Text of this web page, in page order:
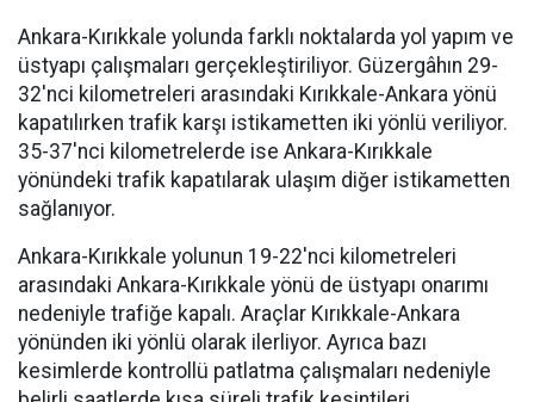
Ankara-Kırıkkale yolunda farklı noktalarda yol yapım ve
üstyapı çalışmaları gerçekleştiriliyor. Güzergâhın 29-
32'nci kilometreleri arasındaki Kırıkkale-Ankara yönü
kapatılırken trafik karşı istikametten iki yönlü veriliyor.
35-37'nci kilometrelerde ise Ankara-Kırıkkale
yönündeki trafik kapatılarak ulaşım diğer istikametten
sağlanıyor.
Ankara-Kırıkkale yolunun 19-22'nci kilometreleri
arasındaki Ankara-Kırıkkale yönü de üstyapı onarımı
nedeniyle trafiğe kapalı. Araçlar Kırıkkale-Ankara
yönünden iki yönlü olarak ilerliyor. Ayrıca bazı
kesimlerde kontrollü patlatma çalışmaları nedeniyle